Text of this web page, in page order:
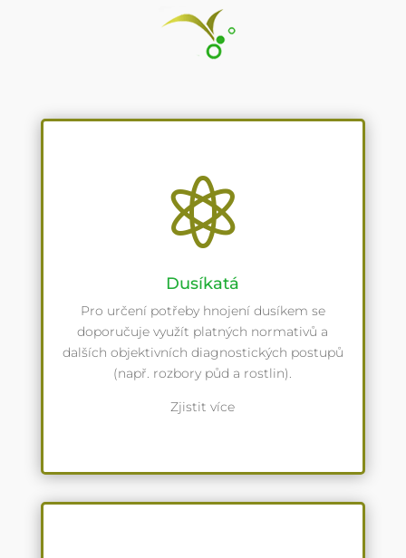

Dusíkatá
Pro určení potřeby hnojení dusíkem se
doporučuje využít platných normativů a
dalších objektivních diagnostických postupů
(např. rozbory půd a rostlin).
Zjistit více